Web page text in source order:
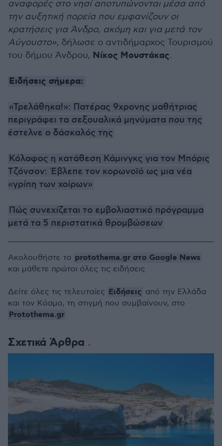
αναφορές στο νησί αποτυπώνονται μέσα από
την αυξητική πορεία που εμφανίζουν οι
κρατήσεις για Άνδρο, ακόμη και για μετά τον
Αύγουστο», δήλωσε ο αντιδήμαρχος Τουρισμού
του δήμου Άνδρου, Νίκος Μουστάκας.
Ειδήσεις σήμερα:
«Τρελάθηκα!»: Πατέρας 9χρονης μαθήτριας
περιγράφει τα σεξουαλικά μηνύματα που της
έστελνε ο δάσκαλός της
Κόλαφος η κατάθεση Κάμινγκς για τον Μπόρις
Τζόνσον: Έβλεπε τον κορωνοϊό ως μια νέα
«γρίπη των χοίρων»
Πώς συνεχίζεται το εμβολιαστικό πρόγραμμα
μετά τα 5 περιστατικά θρομβώσεων
Σχετικά Άρθρα
Ακολουθήστε το protothema.gr στο Google News
και μάθετε πρώτοι όλες τις ειδήσεις
Δείτε όλες τις τελευταίες Ειδήσεις από την Ελλάδα
και τον Κόσμο, τη στιγμή που συμβαίνουν, στο
Protothema.gr